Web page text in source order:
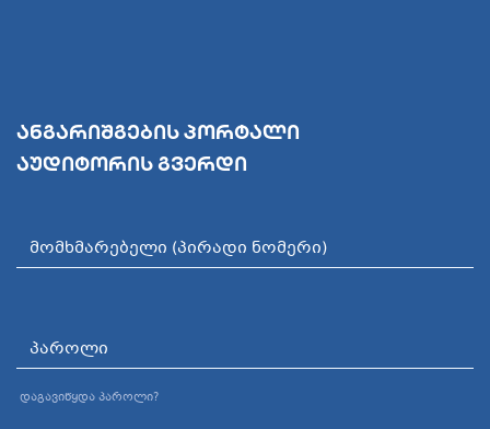
ანგარიშგების პორტალი
აუდიტორის გვერდი
დაგავიწყდა პაროლი?